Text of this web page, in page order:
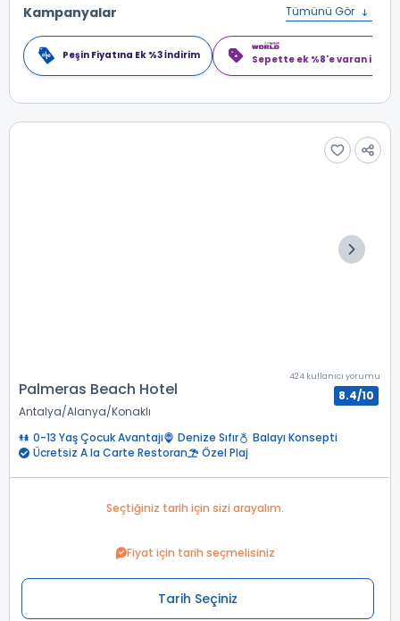
Kampanyalar Tümünü Gör
Peşin Fiyatına Ek %3 İndirim Sepette ek %8'e varan
Palmeras Beach Hotel
Antalya Alanya Konaklı
424 kullanıcı yorumu
8.4/10
0-13 Yaş Çocuk Avantajı Denize Sıfır
Balayı Konsepti
Ücretsiz A la Carte Restoran
Özel Plaj
Seçtiğiniz tarih için sizi arayalım.
Fiyat için tarih seçmelisiniz
Tarih Seçiniz